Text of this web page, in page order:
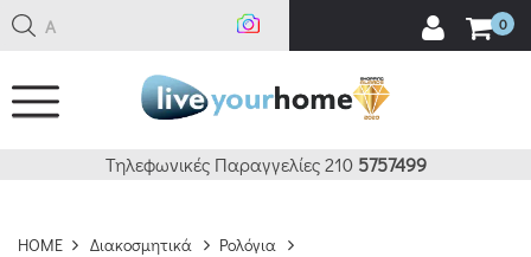
Αναζ 0
Τηλεφωνικές Παραγγελίες 210 5757499
HOME Διακοσμητικά
Ρολόγια